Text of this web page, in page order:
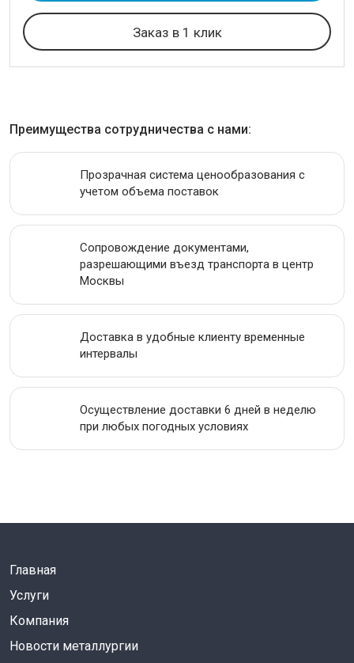
Заказ в 1 клик
Преимущества сотрудничества с нами:
Прозрачная система ценообразования с
учетом объема поставок
Сопровождение документами,
разрешающими въезд транспорта в центр
Москвы
Доставка в удобные клиенту временные
интервалы
Осуществление доставки 6 дней в неделю
при любых погодных условиях
Главная
Услуги
Компания
Новости металлургии